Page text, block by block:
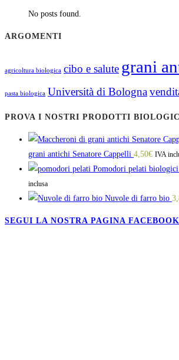
No posts found.
ARGOMENTI
agricoltura biologica cibo e salute grani
pasta biologica Università di Bologna
PROVA I NOSTRI PRODOTTI
grani antichi Senatore Cappelli 4,50€ IVA
Pomodori pelati biologici
inclusa
Nuvole di farro bio
SEGUI LA NOSTRA PAGINA FACEBOOK